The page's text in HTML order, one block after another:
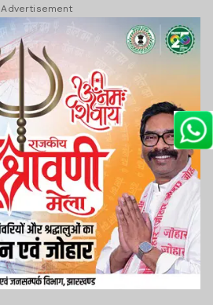
Advertisement